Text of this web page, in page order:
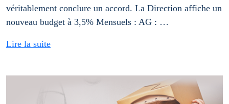
véritablement conclure un accord. La Direction affiche un
nouveau budget à 3,5% Mensuels : AG : …
Lire la suite